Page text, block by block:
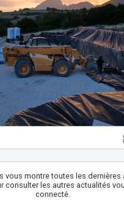
vous montre toutes les dernières
consulter les autres actualités
connecté.